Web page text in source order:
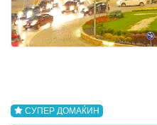
СУПЕР ДОМАЌИН